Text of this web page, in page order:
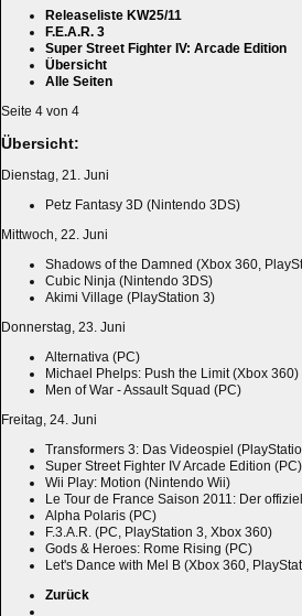
Releaseliste KW25/11
F.E.A.R. 3
Super Street Fighter IV: Arcade Edition
Übersicht
Alle Seiten
Seite 4 von 4
Übersicht:
Dienstag, 21. Juni
Petz Fantasy 3D (Nintendo 3DS)
Mittwoch, 22. Juni
Shadows of the Damned (Xbox 360,
Cubic Ninja (Nintendo 3DS)
Akimi Village (PlayStation 3)
Donnerstag, 23. Juni
Alternativa (PC)
Michael Phelps: Push the Limit (Xbox 360)
Men of War - Assault Squad (PC)
Freitag, 24. Juni
Transformers 3: Das Videospiel
Super Street Fighter IV Arcade Edition (PC)
Wii Play: Motion (Nintendo Wii)
Le Tour de France Saison 2011: Der
Alpha Polaris (PC)
F.3.A.R. (PC, PlayStation 3, Xbox 360)
Gods & Heroes: Rome Rising (PC)
Let's Dance with Mel B (Xbox 360,
Zurück